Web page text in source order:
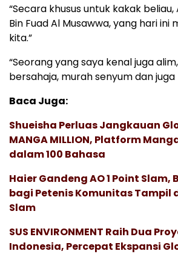
“Secara khusus untuk kakak beliau,
Bin Fuad Al Musawwa, yang hari ini
kita.”
“Seorang yang saya kenal juga
bersahaja, murah senyum dan juga
Baca Juga:
Shueisha Perluas Jangkauan
MANGA MILLION, Platform
dalam 100 Bahasa
Haier Gandeng AO 1 Point Slam,
bagi Petenis Komunitas Tampil
Slam
SUS ENVIRONMENT Raih Dua
Indonesia, Percepat Ekspansi